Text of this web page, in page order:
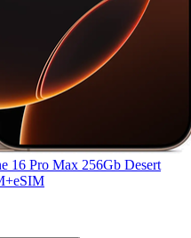
16 Pro Max 256Gb Desert